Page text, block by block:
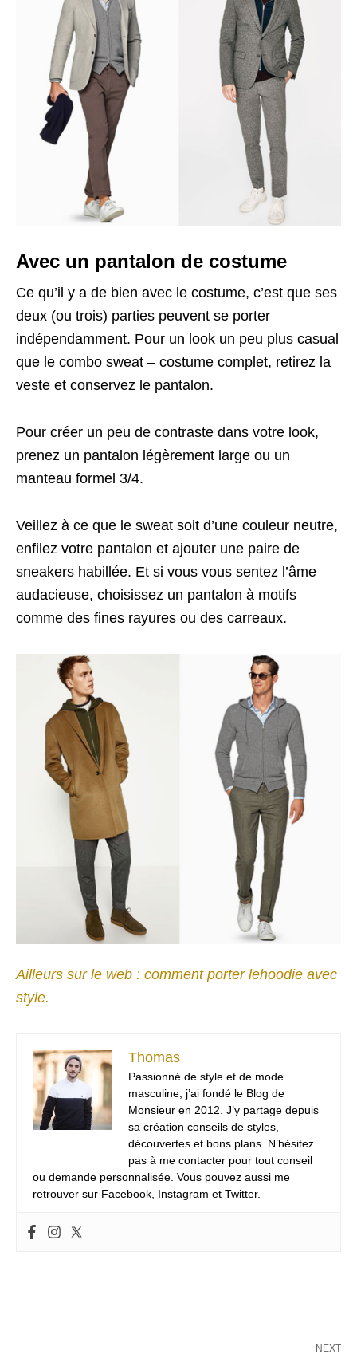
Avec un pantalon de costume
Ce qu’il y a de bien avec le costume, c’est que ses
deux (ou trois) parties peuvent se porter
indépendamment. Pour un look un peu plus casual
que le combo sweat – costume complet, retirez la
veste et conservez le pantalon.
Pour créer un peu de contraste dans votre look,
prenez un pantalon légèrement large ou un
manteau formel 3/4.
Veillez à ce que le sweat soit d’une couleur neutre,
enfilez votre pantalon et ajouter une paire de
sneakers habillée. Et si vous vous sentez l’âme
audacieuse, choisissez un pantalon à motifs
comme des fines rayures ou des carreaux.
Ailleurs sur le web : comment porter lehoodie avec
style.
Thomas
Passionné de style et de mode
masculine, j’ai fondé le Blog de
Monsieur en 2012. J’y partage depuis
sa création conseils de styles,
découvertes et bons plans. N’hésitez
pas à me contacter pour tout conseil
ou demande personnalisée. Vous pouvez aussi me
retrouver sur Facebook, Instagram et Twitter.
NEXT